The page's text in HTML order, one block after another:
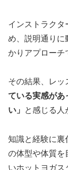
インストラクタ
め、説明通りに
かりアプローチ
その結果、レッ
ている実感があ
い」
と感じる人
知識と経験に裏
の体型や体質を
いホットヨガス